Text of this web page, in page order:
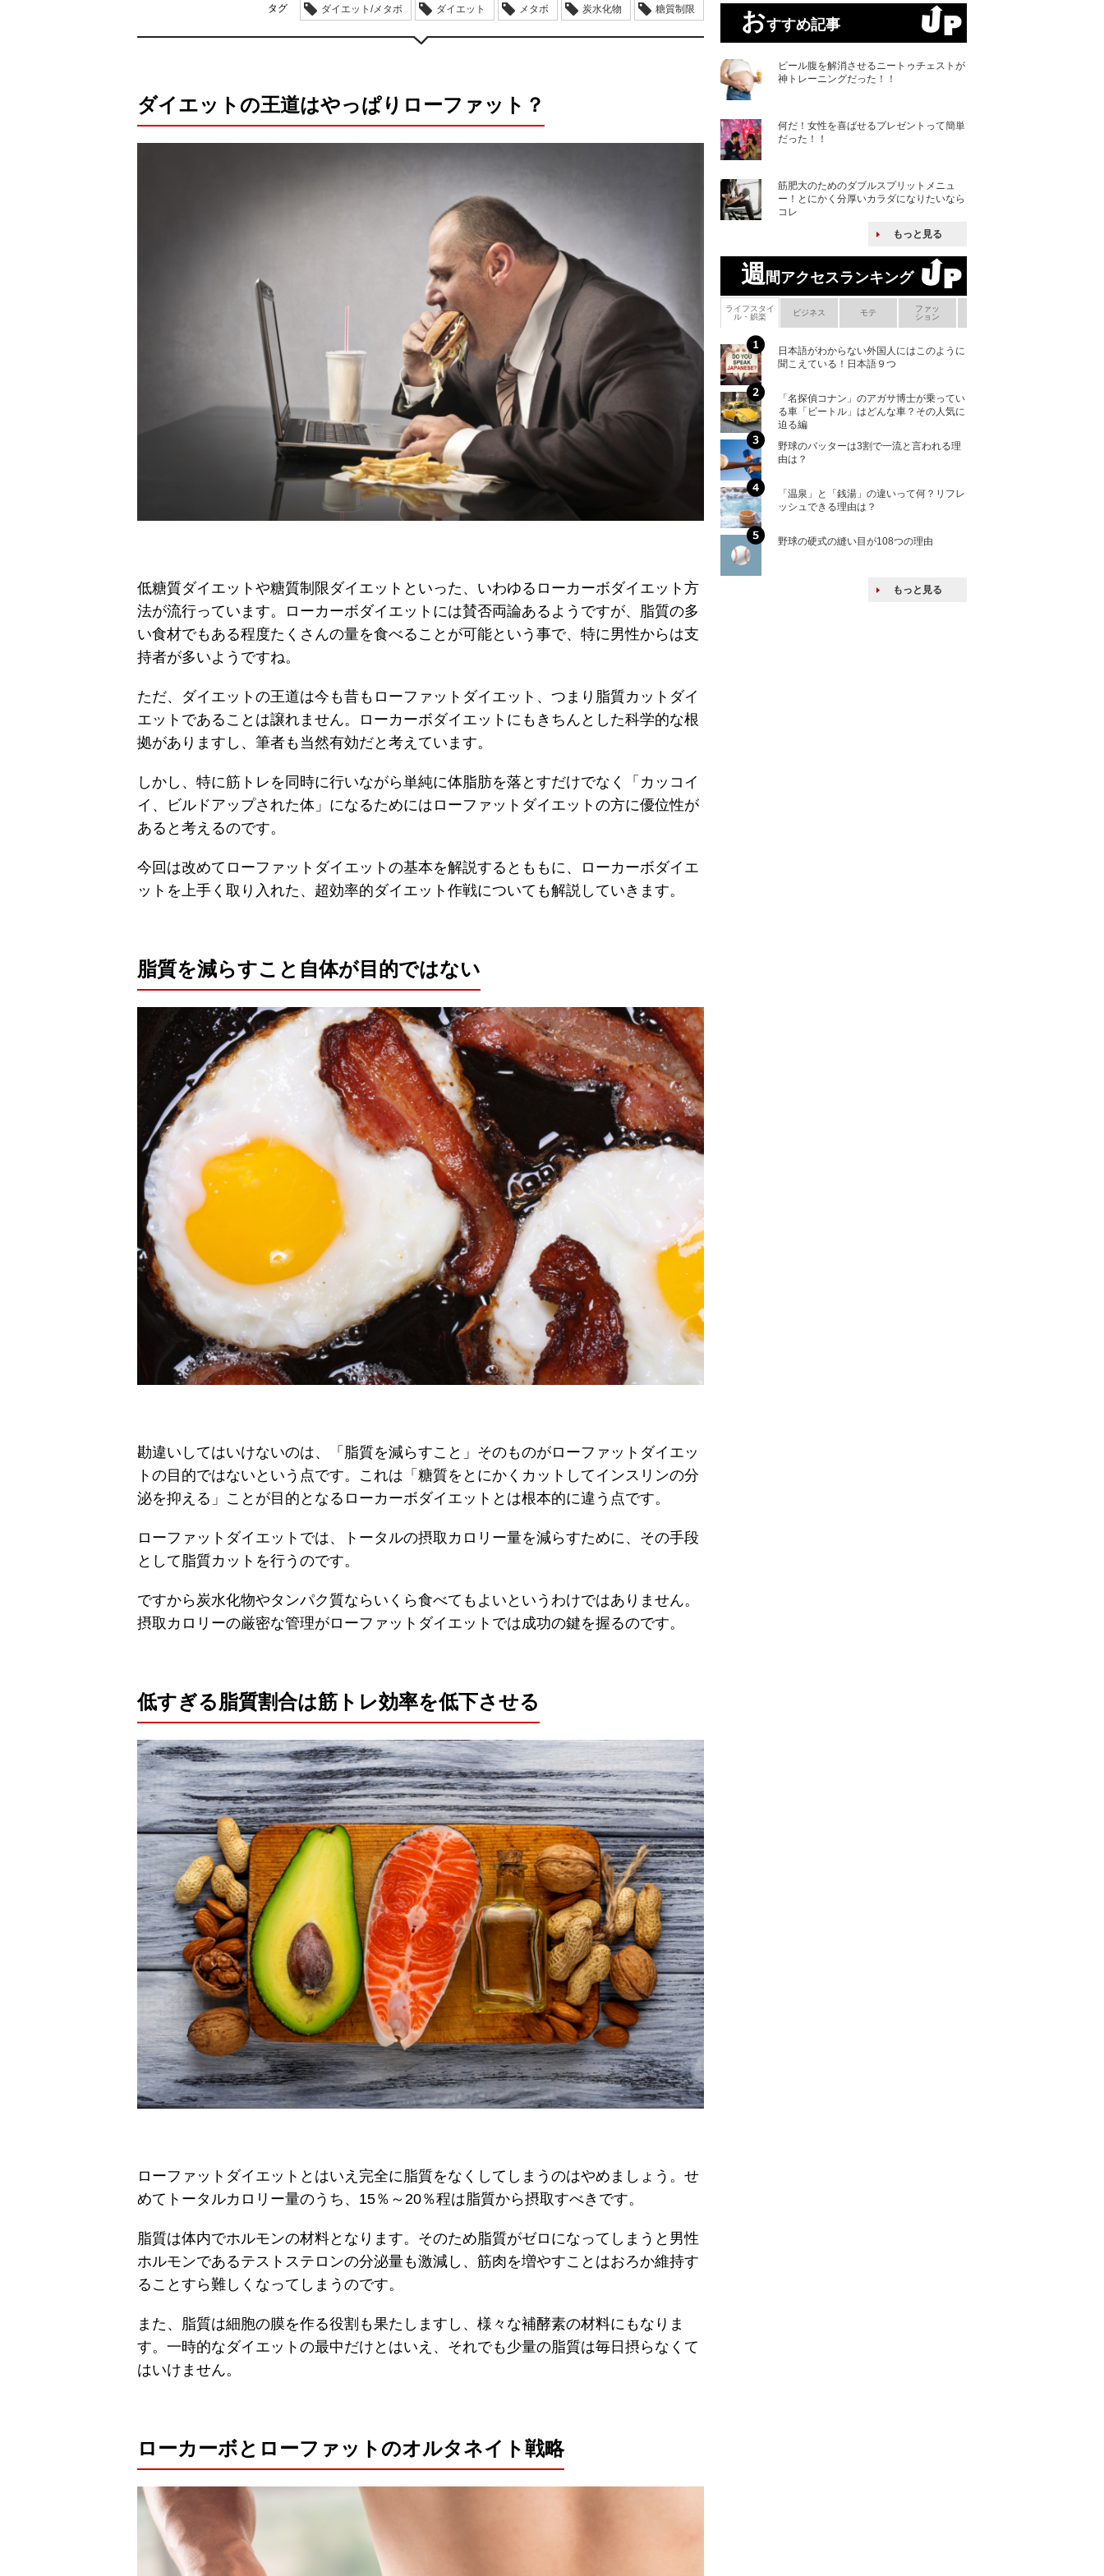
タグ ダイエット/メタボ ダイエット メタボ 炭水化物 糖質制限
ダイエットの王道はやっぱりローファット？
低糖質ダイエットや糖質制限ダイエットといった、いわゆるローカーボダイエット方
法が流行っています。ローカーボダイエットには賛否両論あるようですが、脂質の多
い食材でもある程度たくさんの量を食べることが可能という事で、特に男性からは支
持者が多いようですね。
ただ、ダイエットの王道は今も昔もローファットダイエット、つまり脂質カットダイ
エットであることは譲れません。ローカーボダイエットにもきちんとした科学的な根
拠がありますし、筆者も当然有効だと考えています。
しかし、特に筋トレを同時に行いながら単純に体脂肪を落とすだけでなく「カッコイ
イ、ビルドアップされた体」になるためにはローファットダイエットの方に優位性が
あると考えるのです。
今回は改めてローファットダイエットの基本を解説するとももに、ローカーボダイエ
ットを上手く取り入れた、超効率的ダイエット作戦についても解説していきます。
脂質を減らすこと自体が目的ではない
勘違いしてはいけないのは、「脂質を減らすこと」そのものがローファットダイエッ
トの目的ではないという点です。これは「糖質をとにかくカットしてインスリンの分
泌を抑える」ことが目的となるローカーボダイエットとは根本的に違う点です。
ローファットダイエットでは、トータルの摂取カロリー量を減らすために、その手段
として脂質カットを行うのです。
ですから炭水化物やタンパク質ならいくら食べてもよいというわけではありません。
摂取カロリーの厳密な管理がローファットダイエットでは成功の鍵を握るのです。
低すぎる脂質割合は筋トレ効率を低下させる
ローファットダイエットとはいえ完全に脂質をなくしてしまうのはやめましょう。せ
めてトータルカロリー量のうち、15％～20％程は脂質から摂取すべきです。
脂質は体内でホルモンの材料となります。そのため脂質がゼロになってしまうと男性
ホルモンであるテストステロンの分泌量も激減し、筋肉を増やすことはおろか維持す
ることすら難しくなってしまうのです。
また、脂質は細胞の膜を作る役割も果たしますし、様々な補酵素の材料にもなりま
す。一時的なダイエットの最中だけとはいえ、それでも少量の脂質は毎日摂らなくて
はいけません。
ローカーボとローファットのオルタネイト戦略
おすすめ記事
ビール腹を解消させるニートゥチェストが
神トレーニングだった！！
何だ！女性を喜ばせるプレゼントって簡単
だった！！
筋肥大のためのダブルスプリットメニュ
ー！とにかく分厚いカラダになりたいなら
コレ
もっと見る
週間アクセスランキング
ライフスタイ
ル・娯楽
ビジネス モテ
ファッ
ション
日本語がわからない外国人にはこのように
聞こえている！日本語９つ
「名探偵コナン」のアガサ博士が乗ってい
る車「ビートル」はどんな車？その人気に
迫る編
野球のバッターは3割で一流と言われる理
由は？
「温泉」と「銭湯」の違いって何？リフレ
ッシュできる理由は？
野球の硬式の縫い目が108つの理由
もっと見る